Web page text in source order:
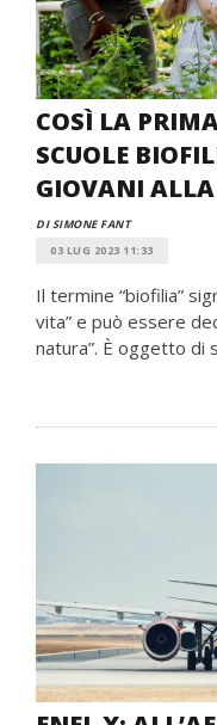
COSÌ LA
SCUOLE
GIOVANI
DI SIMONE FANT
03 LUG 2023 11:33
Il termine “biofilia”
vita” e può essere
natura”. È oggetto di